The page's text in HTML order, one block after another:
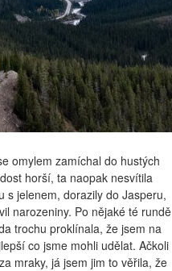
omylem zamíchal do hustých
horší, ta naopak nesvítila
s jelenem, dorazily do Jasperu,
narozeniny. Po nějaké té rundě
trochu proklínala, že jsem na
co jsme mohli udělat. Ačkoli
mraky, já jsem jim to věřila, že